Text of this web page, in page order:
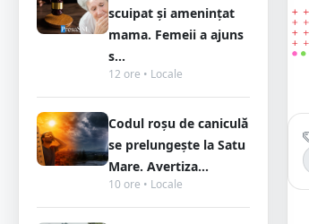
scuipat și amenințat
mama. Femeii a ajuns
s...
12 ore • Locale
Codul roșu de caniculă
se prelungește la Satu
Mare. Avertiza...
10 ore • Locale